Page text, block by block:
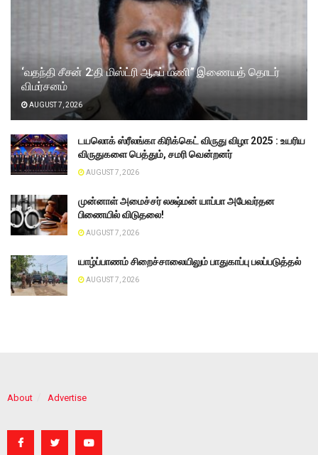
‘வதந்தி சீசன் 2:தி மிஸ்ட்ரி ஆஃப் மணி” இணையத் தொடர்
விமர்சனம்
AUGUST 7, 2026
டயலொக் ஸ்ரீலங்கா கிரிக்கெட் விருது விழா 2025 : உயரிய
விருதுகளை பெத்தும், சமரி வென்றனர்
AUGUST 7, 2026
முன்னாள் அமைச்சர் லக்ஷ்மன் யாப்பா அபேவர்தன
பிணையில் விடுதலை!
AUGUST 7, 2026
யாழ்ப்பாணம் சிறைச்சாலையிலும் பாதுகாப்பு பலப்படுத்தல்
AUGUST 7, 2026
About Advertise